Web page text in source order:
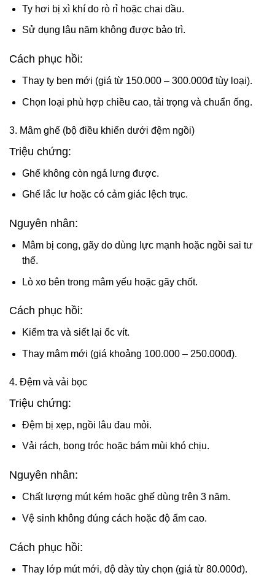
Ty hơi bị xì khí do rò rỉ hoặc chai dầu.
Sử dụng lâu năm không được bảo trì.
Cách phục hồi:
Thay ty ben mới (giá từ 150.000 – 300.000đ tùy loại).
Chọn loại phù hợp chiều cao, tải trọng và chuẩn ống.
3. Mâm ghế (bộ điều khiển dưới đệm ngồi)
Triệu chứng:
Ghế không còn ngả lưng được.
Ghế lắc lư hoặc có cảm giác lệch trục.
Nguyên nhân:
Mâm bị cong, gãy do dùng lực mạnh hoặc ngồi sai tư
thế.
Lò xo bên trong mâm yếu hoặc gãy chốt.
Cách phục hồi:
Kiểm tra và siết lại ốc vít.
Thay mâm mới (giá khoảng 100.000 – 250.000đ).
4. Đệm và vải bọc
Triệu chứng:
Đệm bị xẹp, ngồi lâu đau mỏi.
Vải rách, bong tróc hoặc bám mùi khó chịu.
Nguyên nhân:
Chất lượng mút kém hoặc ghế dùng trên 3 năm.
Vệ sinh không đúng cách hoặc độ ẩm cao.
Cách phục hồi:
Thay lớp mút mới, độ dày tùy chọn (giá từ 80.000đ).